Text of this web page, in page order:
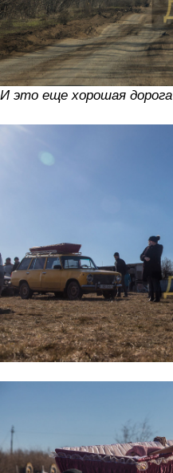
И это еще хорошая дорога